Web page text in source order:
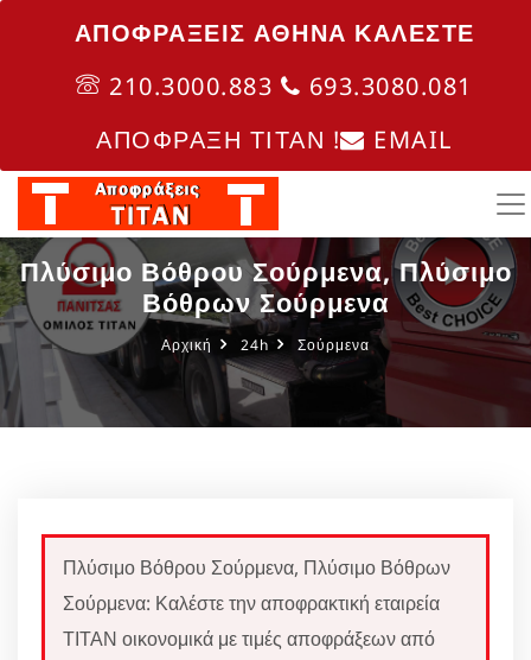
ΑΠΟΦΡΑΞΕΙΣ ΑΘΗΝΑ ΚΑΛΈΣΤΕ
210.3000.883
693.3080.081
ΑΠΟΦΡΑΞΗ ΤΙΤΑΝ !
EMAIL
Πλύσιμο Βόθρου Σούρμενα, Πλύσιμο
Βόθρων Σούρμενα
Αρχική 24h Σούρμενα
Πλύσιμο Βόθρου Σούρμενα, Πλύσιμο Βόθρων
Σούρμενα: Καλέστε την αποφρακτική εταιρεία
ΤΙΤΑΝ οικονομικά με τιμές αποφράξεων από